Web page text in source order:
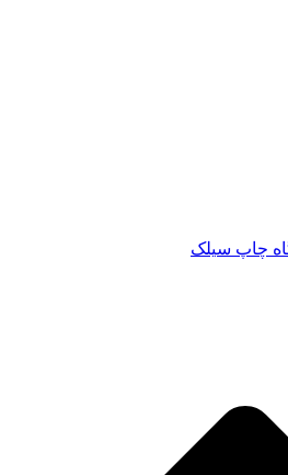
چاپ سیلک